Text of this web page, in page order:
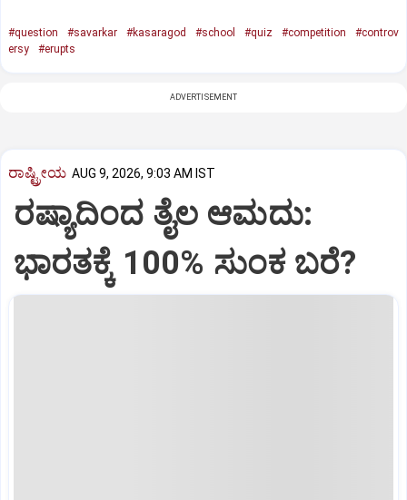
#question #savarkar #kasaragod #school #quiz #competition
#controv
ersy
#erupts
ADVERTISEMENT
ರಾಷ್ಟ್ರೀಯ AUG 9, 2026, 9:03 AM IST
ರಷ್ಯಾದಿಂದ ತೈಲ ಆಮದು:
ಭಾರತಕ್ಕೆ 100% ಸುಂಕ ಬರೆ?